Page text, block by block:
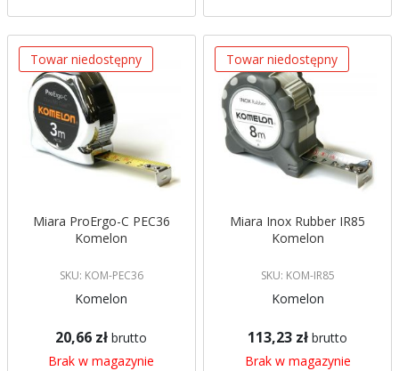
Towar niedostępny
Miara ProErgo-C PEC36
Komelon
SKU: KOM-PEC36
Komelon
20,66 zł brutto
Brak w magazynie
Towar niedostępny
Miara Inox Rubber IR85
Komelon
SKU: KOM-IR85
Komelon
113,23 zł brutto
Brak w magazynie